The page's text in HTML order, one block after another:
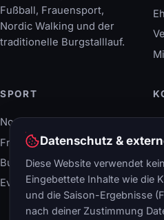
Fußball, Frauensport,
Nordic Walking und der
traditionelle Burgstalllauf.
SPORT
Nordic Walking
Frauensport
Burgstalllauf
Events & Termine
Datenschutz &
Diese Website verwendet
Eingebettete Inhalte wie die
und die Saison-Ergebnisse
nach deiner Zustimmung